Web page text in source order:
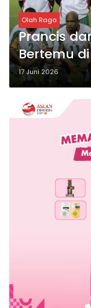
Olah Raga
Prancis
Bertemu
2002
17 Juni 2026